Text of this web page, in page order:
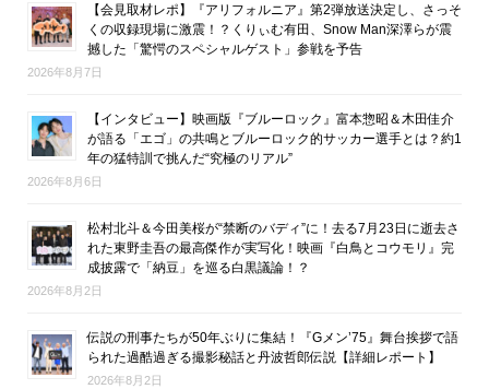
【会見取材レポ】『アリフォルニア』第2弾放送決定し、さっそ
くの収録現場に激震！？くりぃむ有田、Snow Man深澤らが震
撼した「驚愕のスペシャルゲスト」参戦を予告
2026年8月7日
【インタビュー】映画版『ブルーロック』富本惣昭＆木田佳介
が語る「エゴ」の共鳴とブルーロック的サッカー選手とは？約1
年の猛特訓で挑んだ“究極のリアル”
2026年8月6日
松村北斗＆今田美桜が“禁断のバディ”に！去る7月23日に逝去さ
れた東野圭吾の最高傑作が実写化！映画『白鳥とコウモリ』完
成披露で「納豆」を巡る白黒議論！？
2026年8月2日
伝説の刑事たちが50年ぶりに集結！『Gメン’75』舞台挨拶で語
られた過酷過ぎる撮影秘話と丹波哲郎伝説【詳細レポート】
2026年8月2日